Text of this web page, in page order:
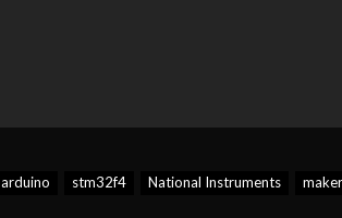
arduino stm32f4 National Instruments